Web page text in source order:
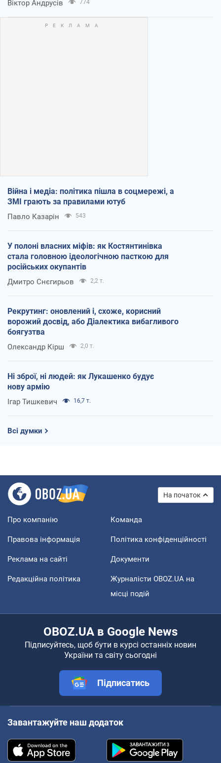
Віктор Андрусів 774
Війна і медіа: політика пішла в соцмережі, а
ЗМІ грають за правилами ютуб
Павло Казарін 543
У полоні власних міфів: як Костянтинівка
стала головною ідеологічною пасткою для
російських окупантів
Дмитро Снєгирьов 2,2 т.
Рекрутинг: оновлений і, схоже, корисний
ворожий досвід, або Діалектика вибагливого
боягузтва
Олександр Кірш 2,0 т.
Ні зброї, ні людей: як Лукашенко будує
нову армію
Ігар Тишкевич 16,7 т.
Всі думки
На початок
Про компанію Команда
Правова інформація Політика конфіденційності
Реклама на сайті Документи
Редакційна політика
Журналісти OBOZ.UA на
місці подій
OBOZ.UA в Google News
Підписуйтесь, щоб бути в курсі останніх новин
України та світу сьогодні
Підписатись
Завантажуйте наш додаток